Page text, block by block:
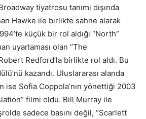
tiyatrosu tanımı dışında
Hawke ile birlikte sahne alarak
küçük bir rol aldığı “North”
uyarlaması olan “The
Redford’la birlikte rol aldı. Bu
kazandı. Uluslararası alanda
ise Sofia Coppola’nın yönettiği 2003
filmi oldu. Bill Murray ile
sadece basını değil, “Scarlett